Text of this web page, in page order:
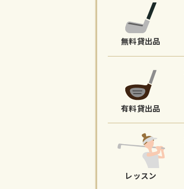
無料貸出品
有料貸出品
レッスン